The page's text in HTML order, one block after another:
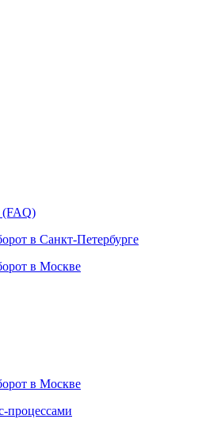
(FAQ)
в Санкт-Петербурге
в Москве
в Москве
процессами